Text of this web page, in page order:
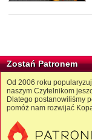
Zostań Patronem
Od 2006 roku
naszym Czytelnikom
Dlatego postanowiliśmy
pomóż nam rozwijać